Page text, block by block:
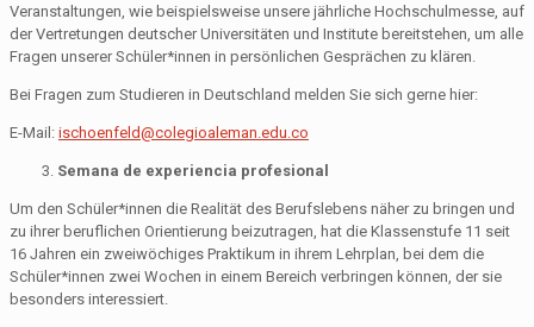
Veranstaltungen, wie beispielsweise unsere jährliche Hochschulmesse, auf
der Vertretungen deutscher Universitäten und Institute bereitstehen, um alle
Fragen unserer Schüler*innen in persönlichen Gesprächen zu klären.
Bei Fragen zum Studieren in Deutschland melden Sie sich gerne hier:
E-Mail: ischoenfeld@colegioaleman.edu.co
Semana de experiencia profesional
Um den Schüler*innen die Realität des Berufslebens näher zu bringen und
zu ihrer beruflichen Orientierung beizutragen, hat die Klassenstufe 11 seit
16 Jahren ein zweiwöchiges Praktikum in ihrem Lehrplan, bei dem die
Schüler*innen zwei Wochen in einem Bereich verbringen können, der sie
besonders interessiert.